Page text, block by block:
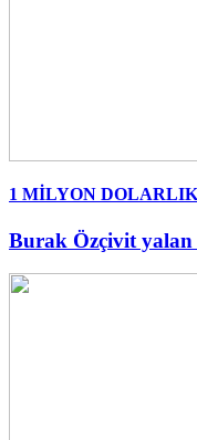
1 MİLYON
Burak Özçivit yalan